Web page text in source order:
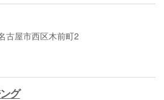
古屋市西区木前町2
グ